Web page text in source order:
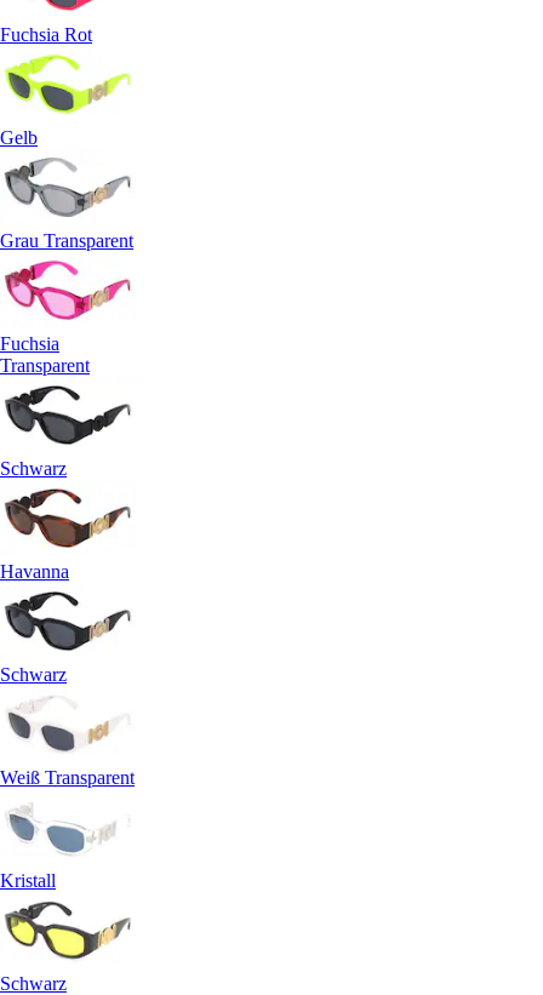
Fuchsia Rot
Gelb
Grau Transparent
Fuchsia
Transparent
Schwarz
Havanna
Schwarz
Weiß Transparent
Kristall
Schwarz